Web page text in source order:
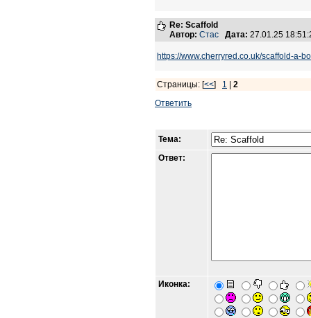
Re: Scaffold
Автор: Стас Дата: 27.01.25
https://www.cherryred.co.uk/scaffold-a-
Страницы: [<<] 1
2
Ответить
Тема:
Ответ:
Иконка: